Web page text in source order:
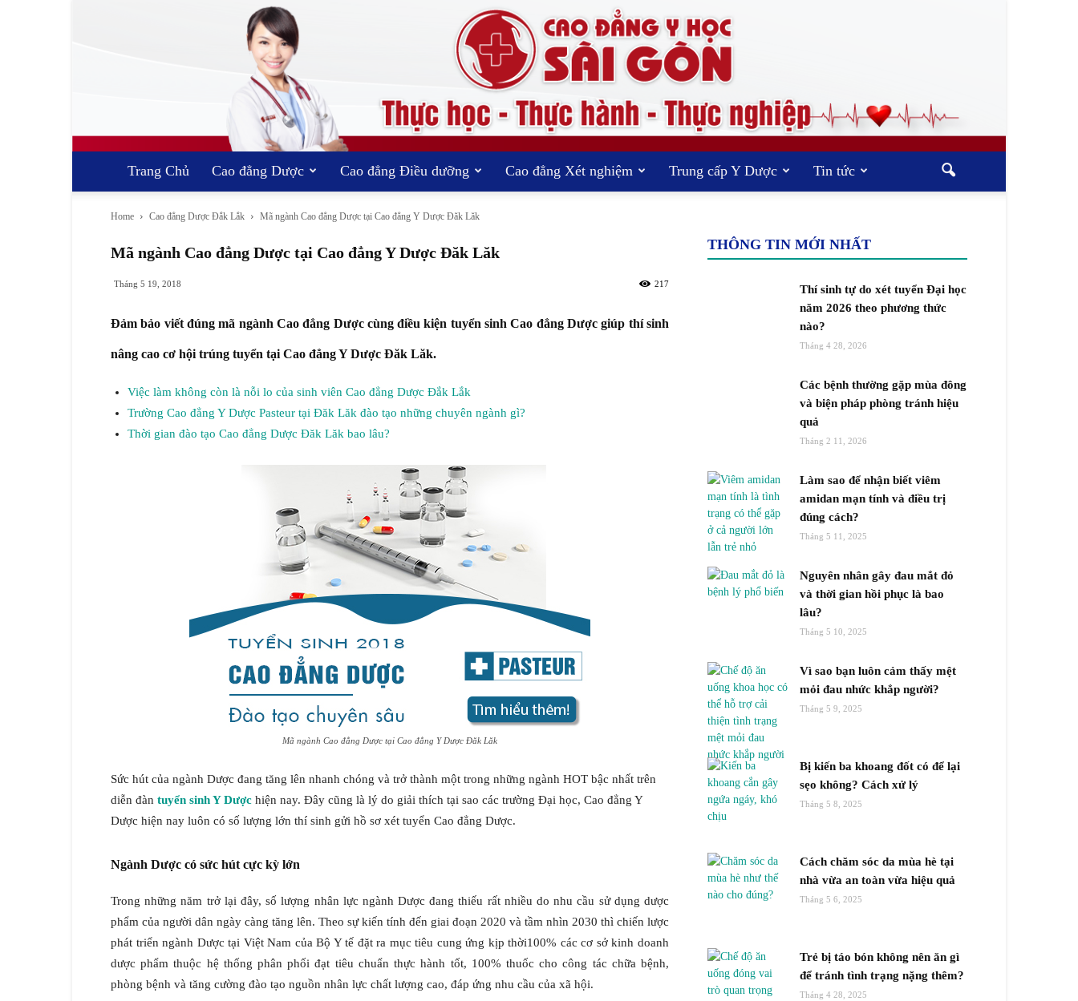
DƯỢC
PASTEUR
Trang Chủ Cao đẳng Dược Cao đẳng Điều dưỡng Cao đẳng Xét nghiệm Trung cấp Y Dược Tin tức
Home Cao đẳng Dược Đắk Lắk Mã ngành Cao đẳng Dược tại Cao đẳng Y Dược Đăk Lăk
Mã ngành Cao đẳng Dược tại Cao đẳng Y Dược Đăk Lăk
Tháng 5 19, 2018 217
Đảm bảo viết đúng mã ngành Cao đẳng Dược cùng điều kiện tuyển sinh Cao đẳng Dược giúp thí sinh
nâng cao cơ hội trúng tuyển tại Cao đẳng Y Dược Đăk Lăk.
Việc làm không còn là nỗi lo của sinh viên Cao đẳng Dược Đắk Lắk
Trường Cao đẳng Y Dược Pasteur tại Đăk Lăk đào tạo những chuyên ngành gì?
Thời gian đào tạo Cao đẳng Dược Đăk Lăk bao lâu?
Mã ngành Cao đẳng Dược tại Cao đẳng Y Dược Đăk Lăk
Sức hút của ngành Dược đang tăng lên nhanh chóng và trở thành một trong những ngành HOT bậc nhất trên
diễn đàn tuyển sinh Y Dược hiện nay. Đây cũng là lý do giải thích tại sao các trường Đại học, Cao đẳng Y
Dược hiện nay luôn có số lượng lớn thí sinh gửi hồ sơ xét tuyển Cao đẳng Dược.
Ngành Dược có sức hút cực kỳ lớn
Trong những năm trở lại đây, số lượng nhân lực ngành Dược đang thiếu rất nhiều do nhu cầu sử dụng dược
phẩm của người dân ngày càng tăng lên. Theo sự kiến tính đến giai đoạn 2020 và tầm nhìn 2030 thì chiến lược
phát triển ngành Dược tại Việt Nam của Bộ Y tế đặt ra mục tiêu cung ứng kịp thời100% các cơ sở kinh doanh
dược phẩm thuộc hệ thống phân phối đạt tiêu chuẩn thực hành tốt, 100% thuốc cho công tác chữa bệnh,
phòng bệnh và tăng cường đào tạo nguồn nhân lực chất lượng cao, đáp ứng nhu cầu của xã hội.
THÔNG TIN MỚI NHẤT
Thí sinh tự do xét tuyển Đại học
năm 2026 theo phương thức
nào?
Tháng 4 28, 2026
Các bệnh thường gặp mùa đông
và biện pháp phòng tránh hiệu
quả
Tháng 2 11, 2026
Làm sao để nhận biết viêm
amidan mạn tính và điều trị
đúng cách?
Tháng 5 11, 2025
Nguyên nhân gây đau mắt đỏ
và thời gian hồi phục là bao
lâu?
Tháng 5 10, 2025
Vì sao bạn luôn cảm thấy mệt
mỏi đau nhức khắp người?
Tháng 5 9, 2025
Bị kiến ba khoang đốt có để lại
sẹo không? Cách xử lý
Tháng 5 8, 2025
Cách chăm sóc da mùa hè tại
nhà vừa an toàn vừa hiệu quả
Tháng 5 6, 2025
Trẻ bị táo bón không nên ăn gì
để tránh tình trạng nặng thêm?
Tháng 4 28, 2025